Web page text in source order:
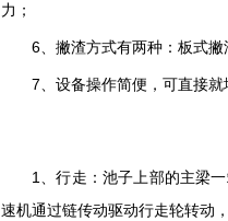
力；
6、撇渣方式有两种：板式
7、设备操作简便，可直接
1、行走：池子上部的主梁
速机通过链传动驱动行走轮转动